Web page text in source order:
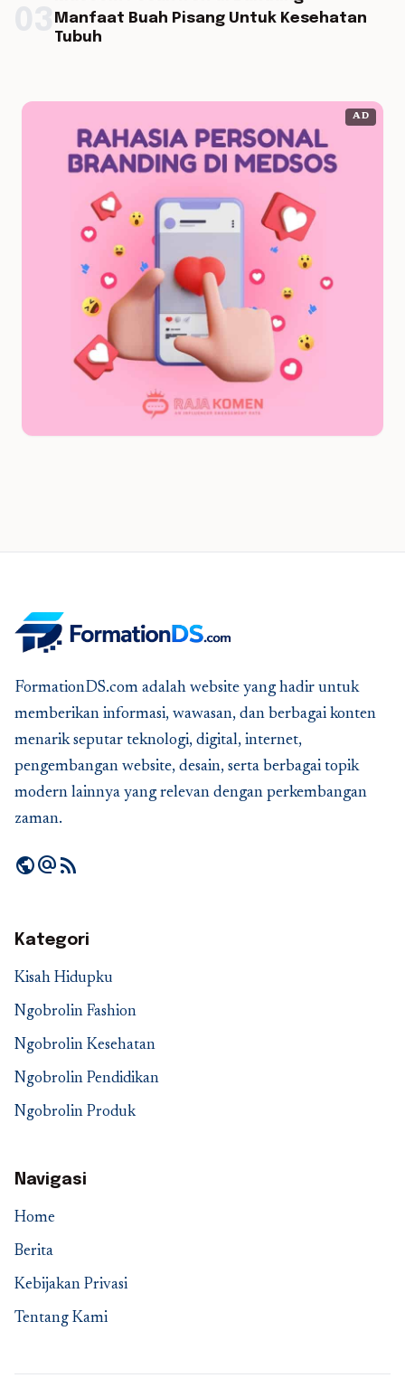
Manfaat Buah Pisang Untuk Kesehatan
Tubuh
AD
FormationDS.com adalah website yang hadir untuk
memberikan informasi, wawasan, dan berbagai konten
menarik seputar teknologi, digital, internet,
pengembangan website, desain, serta berbagai topik
modern lainnya yang relevan dengan perkembangan
zaman.
publicalternate_emailrss_feed
Kategori
Kisah Hidupku
Ngobrolin Fashion
Ngobrolin Kesehatan
Ngobrolin Pendidikan
Ngobrolin Produk
Navigasi
Home
Berita
Kebijakan Privasi
Tentang Kami